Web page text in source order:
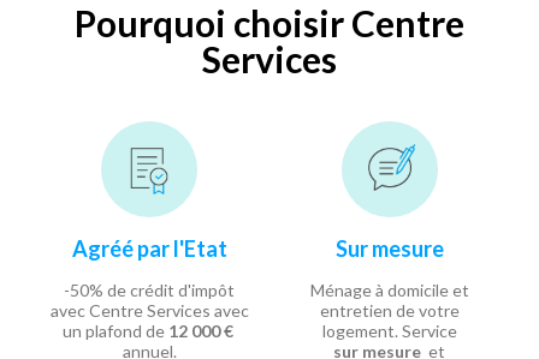
Pourquoi choisir Centre
Services
Agréé par l'Etat
-50% de crédit d'impôt
avec Centre Services avec
un plafond de 12 000 €
annuel.
Sur mesure
Ménage à domicile et
entretien de votre
logement. Service
sur mesure et